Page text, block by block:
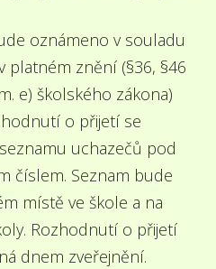
oznámeno v souladu
platném znění (§36, §46
e) školského zákona)
o přijetí se
uchazečů pod
číslem. Seznam bude
místě ve škole a na
Rozhodnutí o přijetí
dnem zveřejnění.